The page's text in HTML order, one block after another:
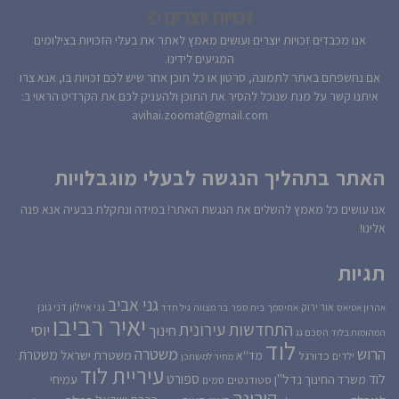
אנו מכבדים זכויות יוצרים ועושים מאמץ לאתר את בעלי הזכויות בצילומים
המגיעים לידינו.
אם נחשפתם באתר לתמונה, סרטון או כל תוכן אחר שיש לכם זכויות בו, אנא צרו
איתנו קשר על מנת שנוכל להסיר את התוכן ולהעניק לכם את הקרדיט הראוי ב:
avihai.zoomat@gmail.com
האתר בתהליך הנגשה לבעלי מוגבלויות
אנו עושים כל מאמץ להשלים את הנגשת האתר! במידה ונתקלת בבעיה אנא פנה
אלינו!
תגיות
אהרון אטיאס אור ירוק אחיסמך בית ספר בר מצווה גיל חדד גני אביב גני איילון דני גונן
המהומות בלוד הסכם גג התחדשות עירוניתחינוך יאיר רביבו יוסי
הרוש ילדים כדורגל לוד מד''א מחיר למשתכן משטרה משטרת ישראל משטרת
לוד משרד החינוך נדל''ן סטודנטים סמים ספורט עיריית לוד עמיחי